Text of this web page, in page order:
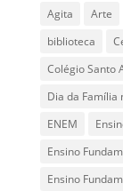
Agita Arte
biblioteca
Colégio Santo
Dia da Família
ENEM
Ensino
Ensino